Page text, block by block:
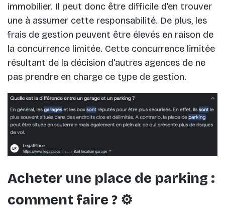
immobilier. Il peut donc être difficile d'en trouver
une à assumer cette responsabilité. De plus, les
frais de gestion peuvent être élevés en raison de
la concurrence limitée. Cette concurrence limitée
résultant de la décision d'autres agences de ne
pas prendre en charge ce type de gestion.
Acheter une place de parking :
comment faire ? ⚙️